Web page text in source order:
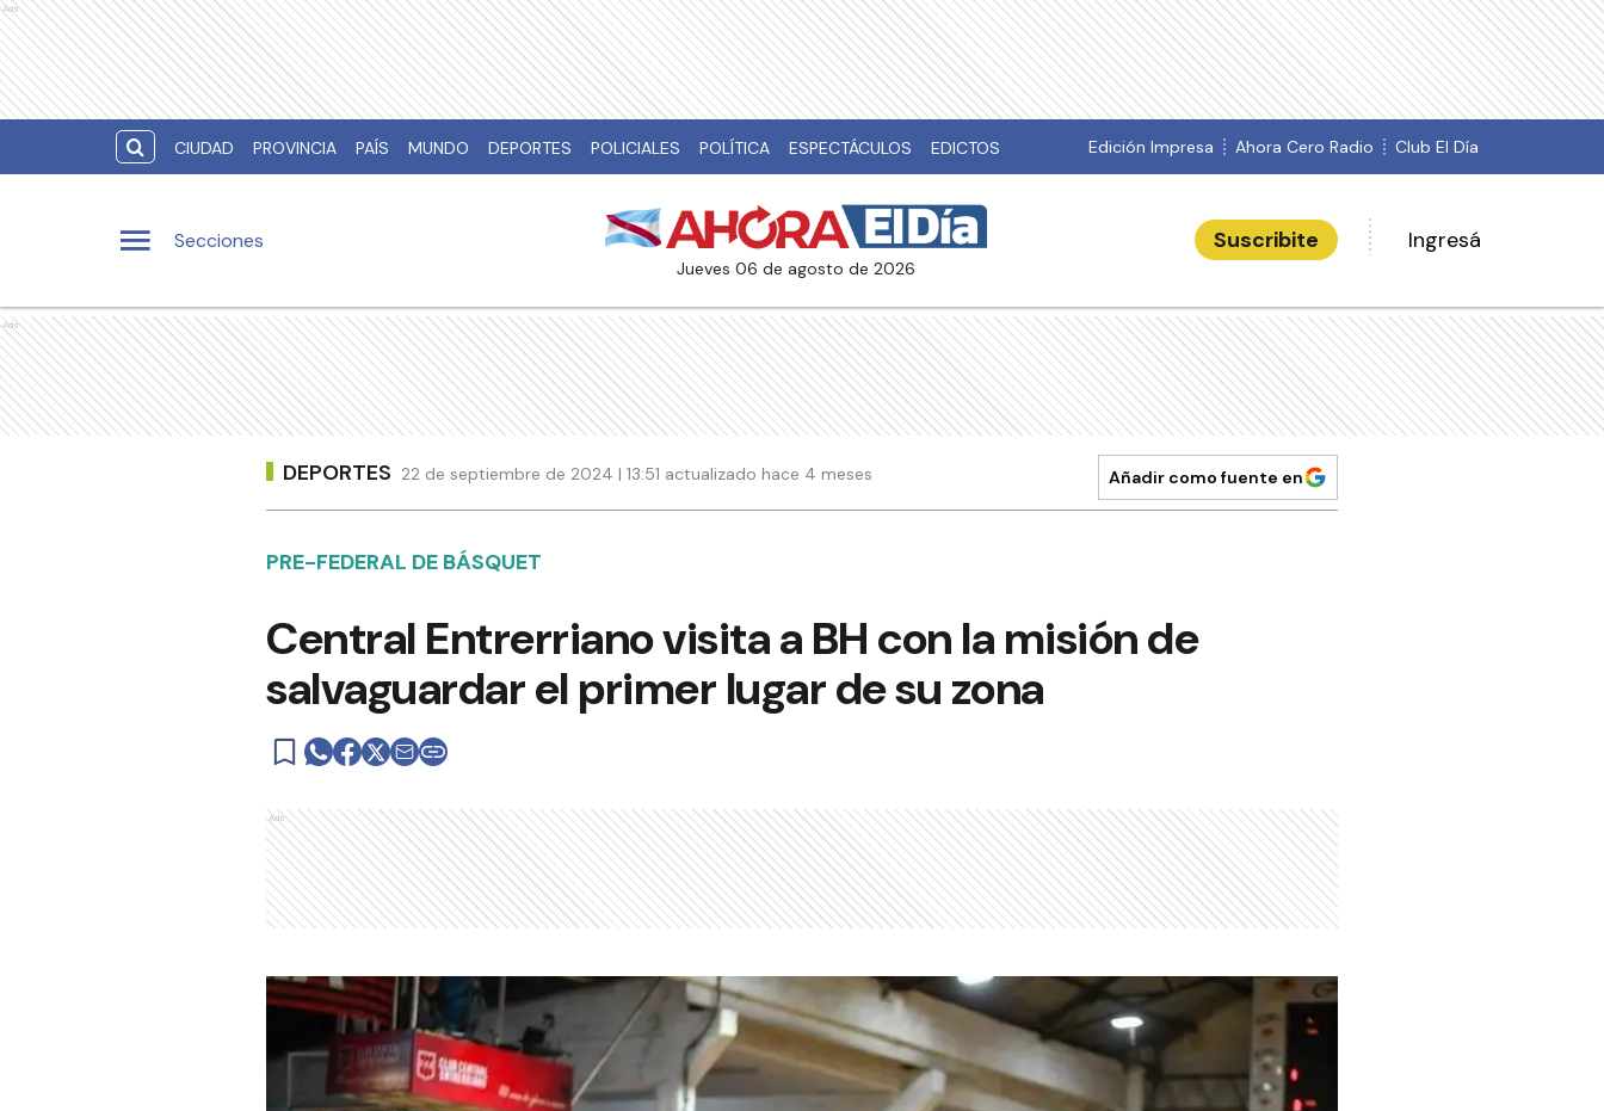
Ads
CIUDAD PROVINCIA PAÍS MUNDO DEPORTES POLICIALES POLÍTICA ESPECTÁCULOS EDICTOS Edición Impresa Ahora Cero Radio Club El Día
Secciones
jueves 06 de agosto de 2026
Suscribite Ingresá
Ads
DEPORTES 22 de septiembre de 2024 | 13:51 actualizado hace 4 meses Añadir como fuente en
PRE-FEDERAL DE BÁSQUET
Central Entrerriano visita a BH con la misión de
salvaguardar el primer lugar de su zona
Ads